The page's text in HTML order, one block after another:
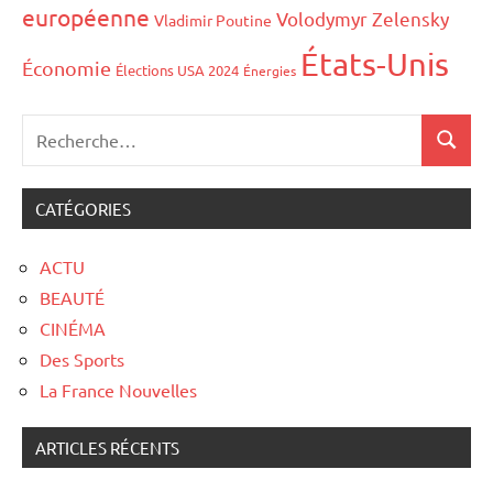
européenne Vladimir Poutine Volodymyr Zelensky
Économie Élections USA 2024 Énergies États-Unis
CATÉGORIES
ACTU
BEAUTÉ
CINÉMA
Des Sports
La France Nouvelles
ARTICLES RÉCENTS